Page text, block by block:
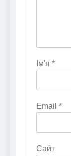
Ім'я *
Email *
Сайт